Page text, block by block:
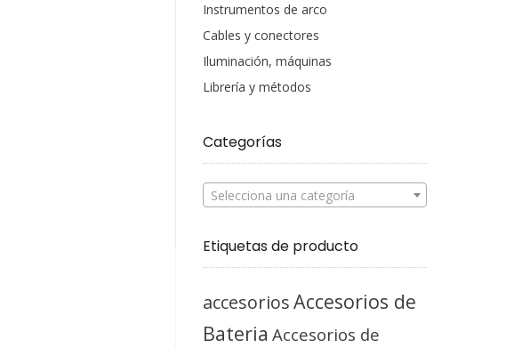
Instrumentos de arco
Cables y conectores
Iluminación, máquinas
Librería y métodos
Categorías
Selecciona una categoría
Etiquetas de producto
accesoriosAccesorios de
Bateria Accesorios de